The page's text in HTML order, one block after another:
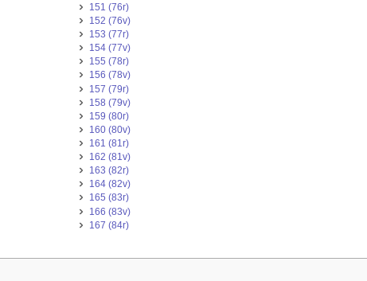
151 (76r)
152 (76v)
153 (77r)
154 (77v)
155 (78r)
156 (78v)
157 (79r)
158 (79v)
159 (80r)
160 (80v)
161 (81r)
162 (81v)
163 (82r)
164 (82v)
165 (83r)
166 (83v)
167 (84r)